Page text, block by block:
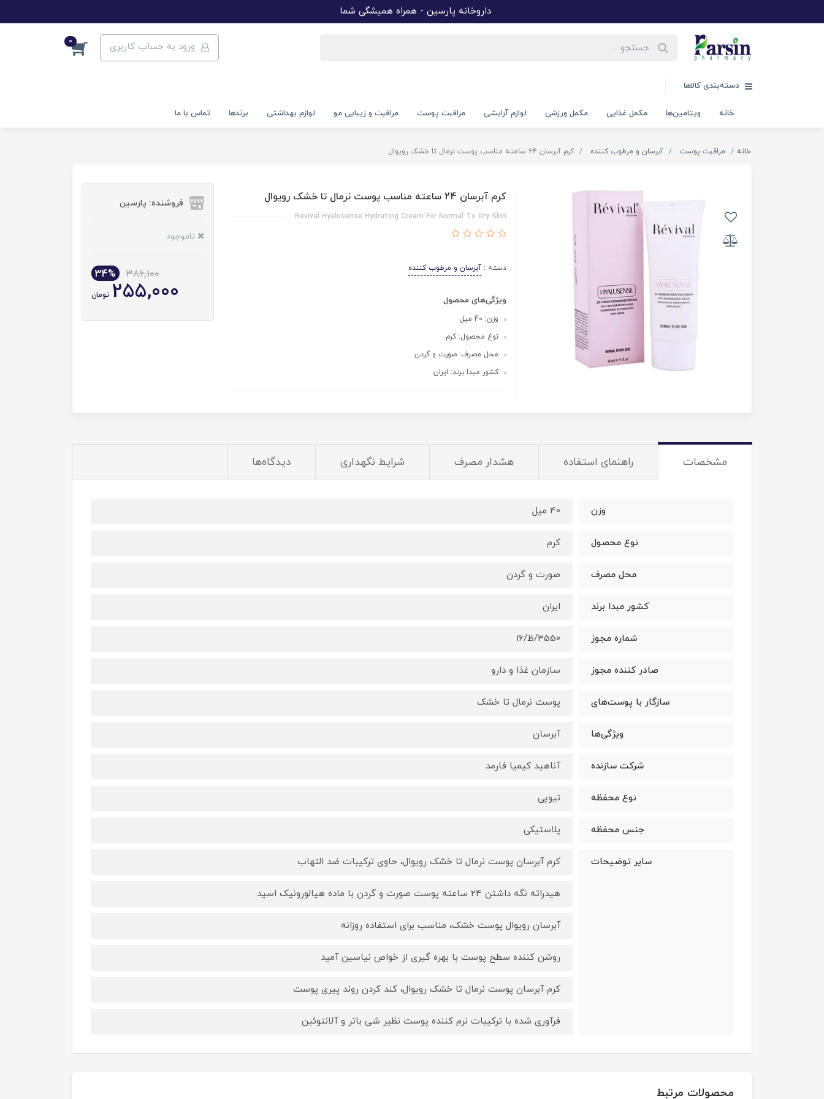
داروخانه پارسین - همراه همیشگی شما
ورود به حساب کاربری 0
دسته‌بندی کالاها
خانه ویتامین‌ها مکمل غذایی مکمل ورزشی لوازم آرایشی مراقبت پوست مراقبت و زیبایی مو لوازم بهداشتی برندها تماس با ما
خانه مراقبت پوست آبرسان و مرطوب کننده کرم آبرسان 24 ساعته مناسب پوست نرمال تا خشک رویوال
کرم آبرسان 24 ساعته مناسب پوست نرمال تا خشک رویوال
Revival Hyalusense Hydrating Cream For Normal To Dry Skin
دسته :آبرسان و مرطوب کننده
ویژگی‌های محصول
وزن: 40 میل
نوع محصول: کرم
محل مصرف: صورت و گردن
کشور مبدا برند: ایران
فروشنده: پارسین
ناموجود
386,100
34%
255,000 تومان
مشخصات راهنمای استفاده هشدار مصرف شرایط نگهداری دیدگاه‌ها
وزن 40 میل
نوع محصول کرم
محل مصرف صورت و گردن
کشور مبدا برند ایران
شماره مجوز 3550/ظ/16
صادر کننده مجوز سازمان غذا و دارو
سازگار با پوست‌های پوست نرمال تا خشک
ویژگی‌ها آبرسان
شرکت سازنده آناهید کیمیا فارمد
نوع محفظه تیوپی
جنس محفظه پلاستیکی
سایر توضیحات کرم آبرسان پوست نرمال تا خشک رویوال، حاوی ترکیبات ضد التهاب
هیدراته نگه داشتن 24 ساعته پوست صورت و گردن با ماده هیالورونیک اسید
آبرسان رویوال پوست خشک، مناسب برای استفاده روزانه
روشن کننده سطح پوست با بهره گیری از خواص نیاسین آمید
کرم آبرسان پوست نرمال تا خشک رویوال، کند کردن روند پیری پوست
فرآوری شده با ترکیبات نرم کننده پوست نظیر شی باتر و آلانتوئین
محصولات مرتبط